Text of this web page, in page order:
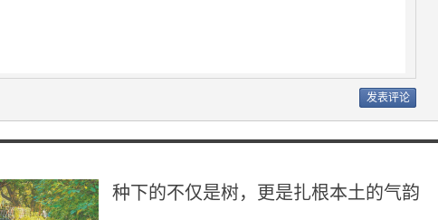
种下的不仅是树，更是扎根本土的气韵